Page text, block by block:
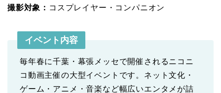
撮影対象： コスプレイヤー・コンパニオン
イベント内容
毎年春に千葉・幕張メッセで開催されるニコニ
コ動画主催の大型イベントです。ネット文化・
ゲーム・アニメ・音楽など幅広いエンタメが詰